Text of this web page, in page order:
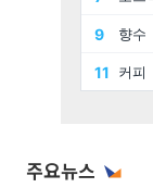
주요뉴스